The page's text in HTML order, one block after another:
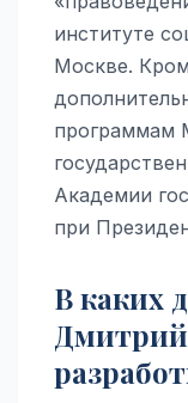
институте
Москве.
программам
Академии
при
В каких
Дмитрий